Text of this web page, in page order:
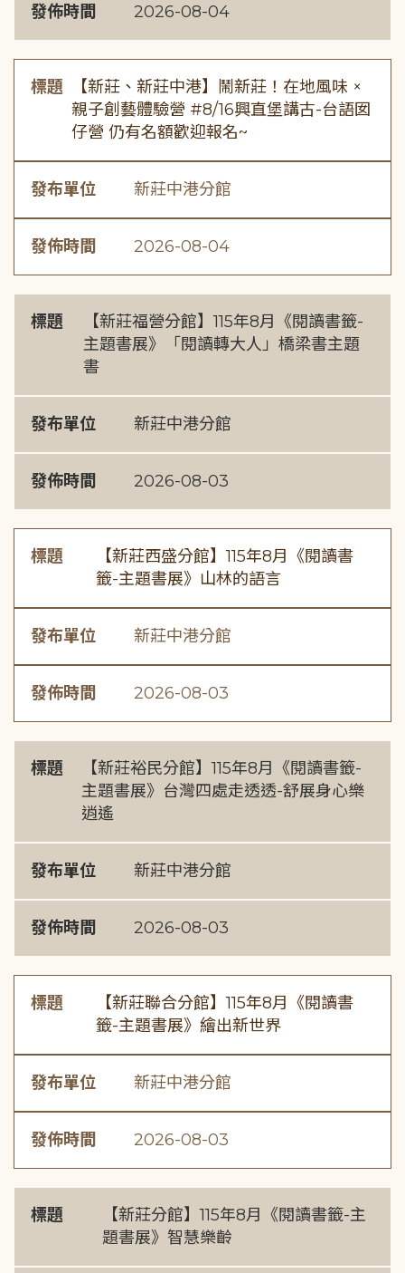
發佈時間 2026-08-04
標題
【新莊、新莊中港】鬧新莊！在地風味 ×
親子創藝體驗營 #8/16興直堡講古-台語囡
仔營 仍有名額歡迎報名~
發布單位 新莊中港分館
發佈時間 2026-08-04
標題
【新莊福營分館】115年8月《閱讀書籤-
主題書展》「閱讀轉大人」橋梁書主題
書
發布單位 新莊中港分館
發佈時間 2026-08-03
標題
【新莊西盛分館】115年8月《閱讀書
籤-主題書展》山林的語言
發布單位 新莊中港分館
發佈時間 2026-08-03
標題
【新莊裕民分館】115年8月《閱讀書籤-
主題書展》台灣四處走透透-舒展身心樂
逍遙
發布單位 新莊中港分館
發佈時間 2026-08-03
標題
【新莊聯合分館】115年8月《閱讀書
籤-主題書展》繪出新世界
發布單位 新莊中港分館
發佈時間 2026-08-03
標題
【新莊分館】115年8月《閱讀書籤-主
題書展》智慧樂齡